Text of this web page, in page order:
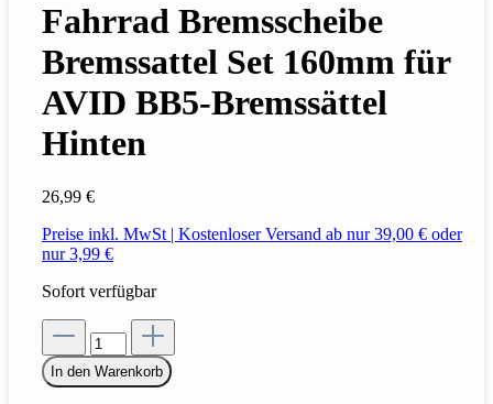
Fahrrad Bremsscheibe
Bremssattel Set 160mm für
AVID BB5-Bremssättel
Hinten
26,99 €
Preise inkl. MwSt | Kostenloser Versand ab nur 39,00 € oder
nur 3,99 €
Sofort verfügbar
In den Warenkorb